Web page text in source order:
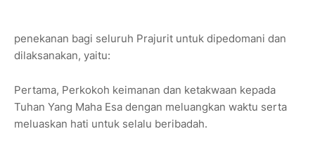
penekanan bagi seluruh Prajurit untuk dipedomani dan
dilaksanakan, yaitu:
Pertama, Perkokoh keimanan dan ketakwaan kepada
Tuhan Yang Maha Esa dengan meluangkan waktu serta
meluaskan hati untuk selalu beribadah.